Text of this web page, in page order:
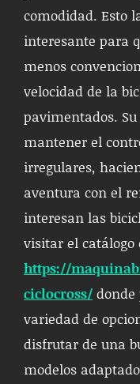
comodidad. Esto
interesante para
menos
velocidad de la
pavimentados.
mantener el
irregulares,
aventura con el
interesan las
visitar el catálogo
https://
ciclocross/
variedad de
disfrutar de una
modelos